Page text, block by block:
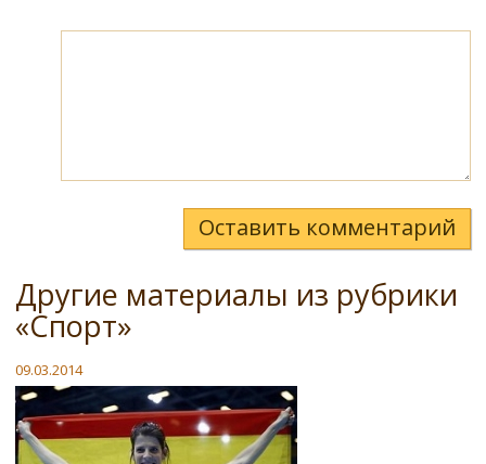
Оставить комментарий
Другие материалы из рубрики
«Спорт»
09.03.2014